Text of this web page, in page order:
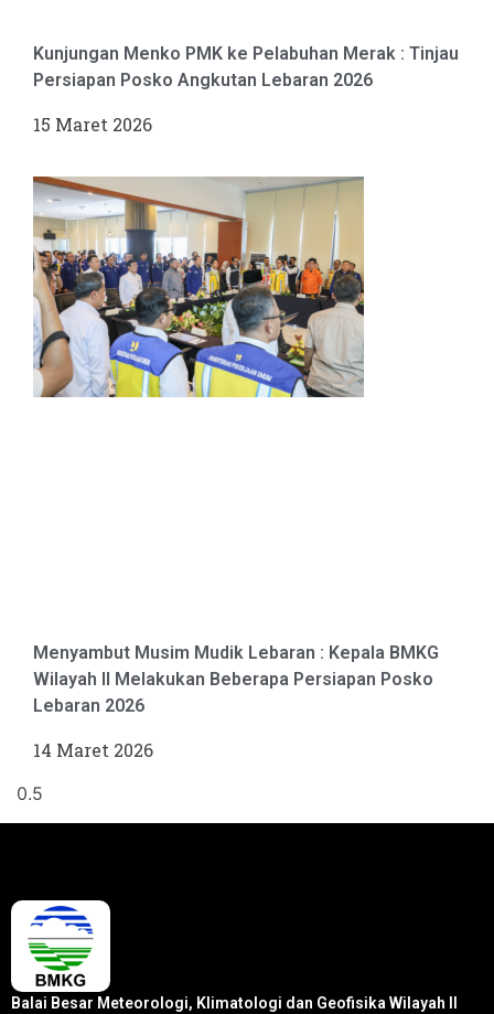
Kunjungan Menko PMK ke Pelabuhan Merak : Tinjau
Persiapan Posko Angkutan Lebaran 2026
15 Maret 2026
Menyambut Musim Mudik Lebaran : Kepala BMKG
Wilayah II Melakukan Beberapa Persiapan Posko
Lebaran 2026
14 Maret 2026
Balai Besar Meteorologi, Klimatologi dan Geofisika Wilayah II